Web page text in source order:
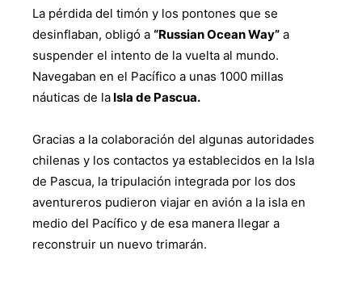
La pérdida del timón y los pontones que se
desinflaban, obligó a “Russian Ocean Way” a
suspender el intento de la vuelta al mundo.
Navegaban en el Pacífico a unas 1000 millas
náuticas de la Isla de Pascua.
Gracias a la colaboración del algunas autoridades
chilenas y los contactos ya establecidos en la Isla
de Pascua, la tripulación integrada por los dos
aventureros pudieron viajar en avión a la isla en
medio del Pacífico y de esa manera llegar a
reconstruir un nuevo trimarán.